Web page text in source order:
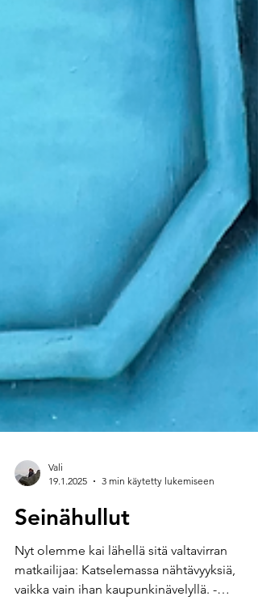
19.1.2025
3 min käytetty lukemiseen
Seinähullut